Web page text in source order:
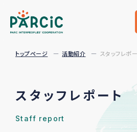
トップページ 活動紹介 スタッフレポ
スタッフレポート
Staff report